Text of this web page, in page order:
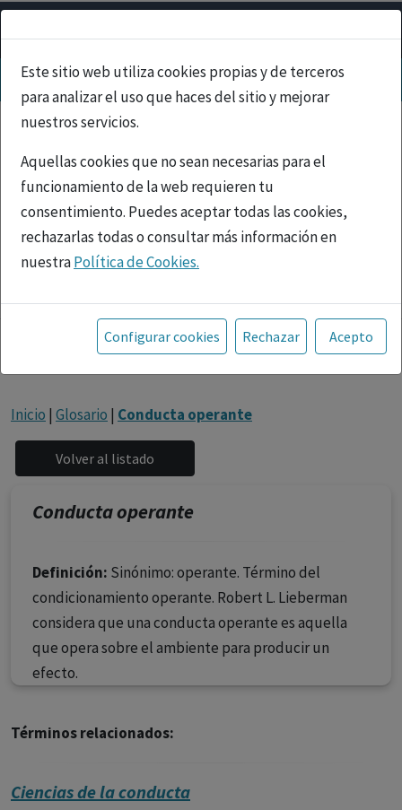
Este sitio web utiliza cookies propias y de terceros
para analizar el uso que haces del sitio y mejorar
nuestros servicios.
Aquellas cookies que no sean necesarias para el
funcionamiento de la web requieren tu
consentimiento. Puedes aceptar todas las cookies,
rechazarlas todas o consultar más información en
nuestraPolítica de Cookies.
Toda la información incluida en la Página Web está
referida a productos del mercado español y, por
tanto, dirigida a profesionales sanitarios legalmente
facultados para prescribir o dispensar medicamentos
fármacos se facilita a título meramente informativo,
siendo responsabilidad de los profesionales
facultados prescribir medicamentos y decidir, en cada
caso concreto, el tratamiento más adecuado a las
necesidades del paciente.
Configurar cookies Rechazar Acepto
Inicio | Glosario | Conducta operante
Conducta operante
Definición: Sinónimo: operante. Término del
condicionamiento operante. Robert L. Lieberman
considera que una conducta operante es aquella
que opera sobre el ambiente para producir un
efecto.
Términos relacionados:
Ciencias de la conducta